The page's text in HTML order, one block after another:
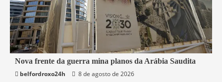
5 min read
Mundo
Nova frente da guerra mina planos da Arábia Saudita
belfordroxo24h
8 de agosto de 2026